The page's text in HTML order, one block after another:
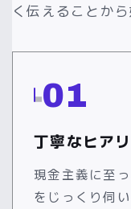
く伝えることから
01
丁寧なヒア
現金主義に至
をじっくり伺